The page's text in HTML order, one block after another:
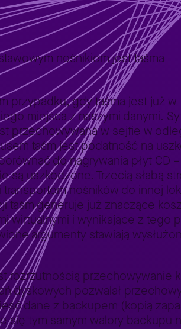
nośnikiem jest taśma
przypadku, gdy taśma jest już w
miejsca z naszymi danymi.
przechowywana w sejfie w
taśm jest podatność na
do nagrywania płyt CD
są uszkodzone. Trzecią słabą
nośników do innej
taśm generuje już znaczące
wirtualnymi i wynikające z tego
argumenty stawiają
rozrzutnością przechowywanie
dyskowych pozwalał
dane z backupem (kopią
się tym samym walory backupu